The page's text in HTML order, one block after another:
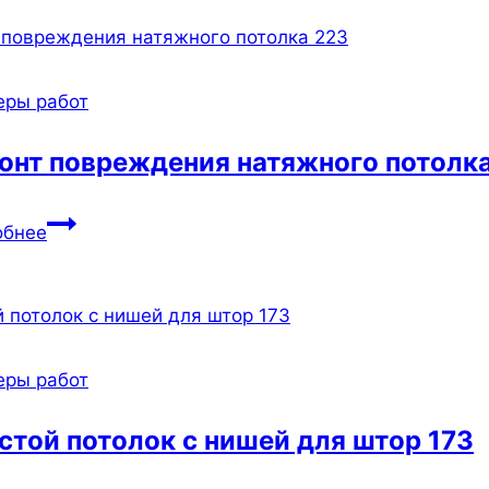
линий
работ
повреждения натяжного
Ремонт
потолка
работ
потолок с нишей для штор 173